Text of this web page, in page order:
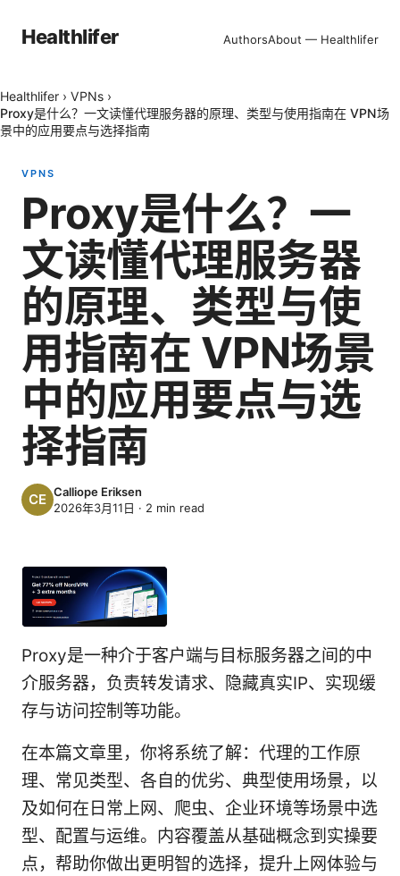
Healthlifer AuthorsAbout — Healthlifer
Healthlifer › VPNs ›
Proxy是什么？一文读懂代理服务器的原理、类型与使用指南在 VPN场
景中的应用要点与选择指南
VPNS
Proxy是什么？一
文读懂代理服务器
的原理、类型与使
用指南在 VPN场景
中的应用要点与选
择指南
Calliope Eriksen
2026年3月11日 · 2 min read
Proxy是一种介于客户端与目标服务器之间的中
介服务器，负责转发请求、隐藏真实IP、实现缓
存与访问控制等功能。
在本篇文章里，你将系统了解：代理的工作原
理、常见类型、各自的优劣、典型使用场景，以
及如何在日常上网、爬虫、企业环境等场景中选
型、配置与运维。内容覆盖从基础概念到实操要
点，帮助你做出更明智的选择，提升上网体验与